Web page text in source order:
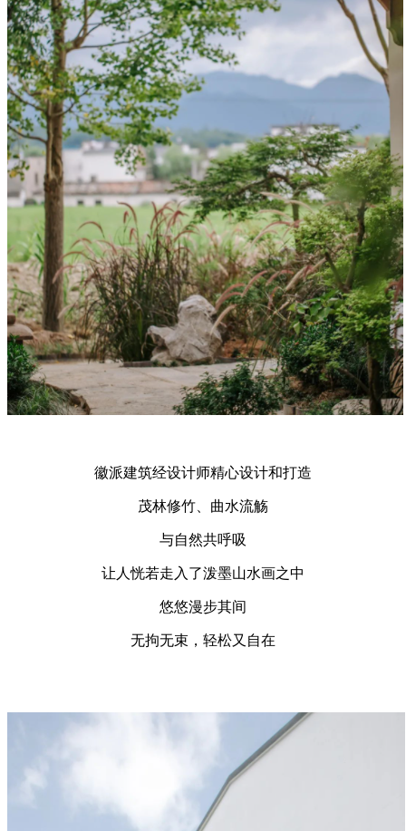
徽派建筑经设计师精心设计和打造
茂林修竹、曲水流觞
与自然共呼吸
让人恍若走入了泼墨山水画之中
悠悠漫步其间
无拘无束，轻松又自在